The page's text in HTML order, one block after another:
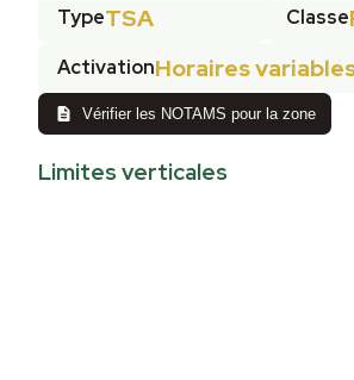
TypeTSA Classe
ActivationHoraires
Vérifier les NOTAMS pour la zone
Limites verticales